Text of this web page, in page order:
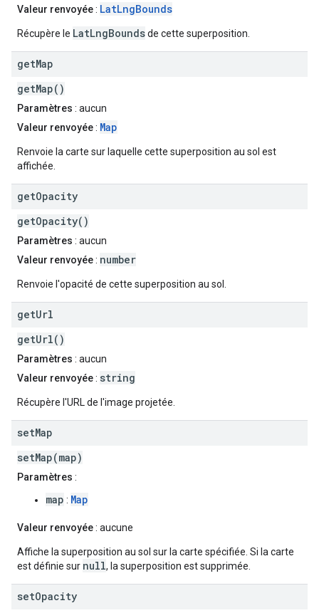
Valeur renvoyée: LatLngBounds
Récupère le LatLngBoundsde cette superposition.
getMap
getMap()
Paramètres : aucun
Valeur renvoyée: Map
Renvoie la carte sur laquelle cette superposition au sol est
affichée.
getOpacity
getOpacity()
Paramètres : aucun
Valeur renvoyée: number
Renvoie l'opacité de cette superposition au sol.
getUrl
getUrl()
Paramètres : aucun
Valeur renvoyée: string
Récupère l'URL de l'image projetée.
setMap
setMap(map)
Paramètres :
map : Map
Valeur renvoyée: aucune
Affiche la superposition au sol sur la carte spécifiée. Si la carte
est définie sur null, la superposition est supprimée.
setOpacity